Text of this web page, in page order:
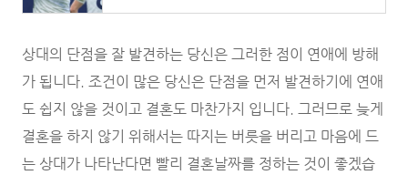
상대의 단점을 잘 발견하는 당신은 그러한 점이 연애에 방해
가 됩니다. 조건이 많은 당신은 단점을 먼저 발견하기에 연애
도 쉽지 않을 것이고 결혼도 마찬가지 입니다. 그러므로 늦게
결혼을 하지 않기 위해서는 따지는 버릇을 버리고 마음에 드
는 상대가 나타난다면 빨리 결혼날짜를 정하는 것이 좋겠습